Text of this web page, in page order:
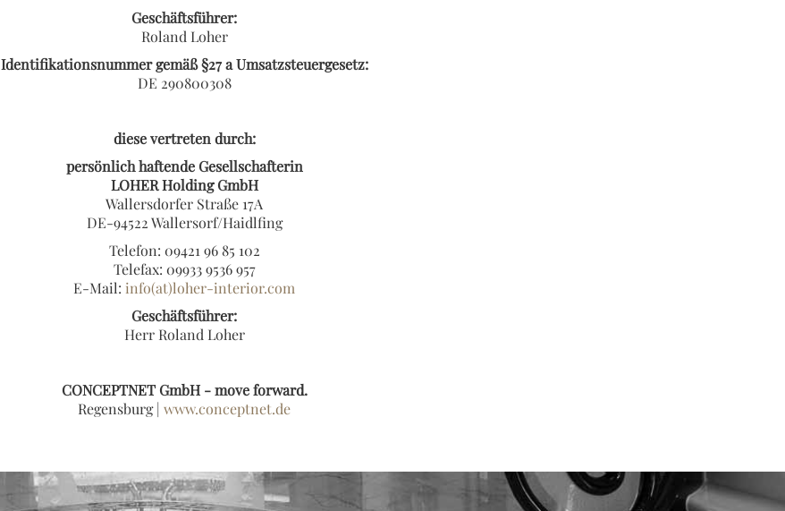
Geschäftsführer:
Roland Loher
Identifikationsnummer gemäß §27 a Umsatzsteuergesetz:
DE 290800308
diese vertreten durch:
persönlich haftende Gesellschafterin
LOHER Holding GmbH
Wallersdorfer Straße 17A
DE-94522 Wallersorf/Haidlfing
Telefon: 09421 96 85 102
Telefax: 09933 9536 957
E-Mail: info(at)loher-interior.com
Geschäftsführer:
Herr Roland Loher
CONCEPTNET GmbH - move forward.
Regensburg | www.conceptnet.de